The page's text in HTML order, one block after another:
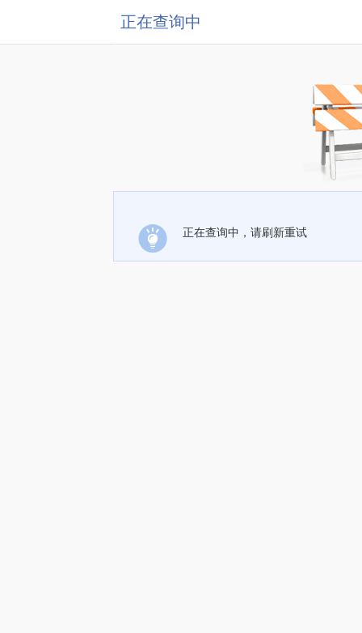
正在查询中
正在查询中，请刷新重试